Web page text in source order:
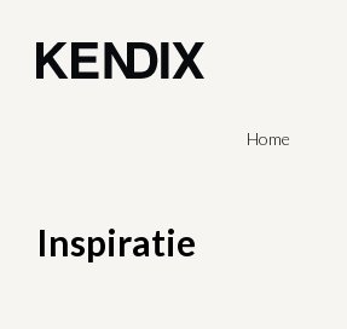
Home
Inspiratie